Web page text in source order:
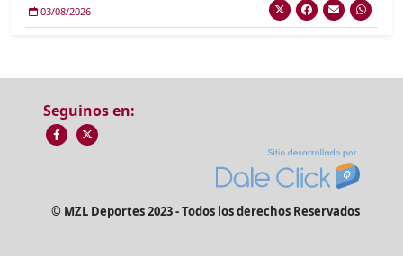
03/08/2026
Seguinos en:
© MZL Deportes 2023 - Todos los derechos Reservados